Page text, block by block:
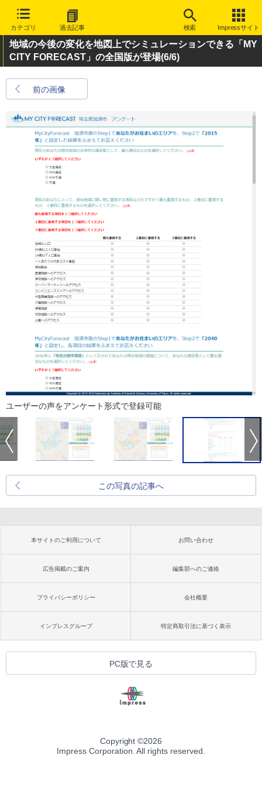
カテゴリ 過去記事 検索 Impressサイト
地域の今後の変化を地図上でシミュレーションできる「MY
CITY FORECAST」の全国版が登場(6/6)
前の画像
ユーザーの声をアンケート形式で登録可能
この写真の記事へ
本サイトのご利用について お問い合わせ
広告掲載のご案内 編集部へのご連絡
プライバシーポリシー 会社概要
インプレスグループ 特定商取引法に基づく表示
PC版で見る
Copyright ©2026
Impress Corporation. All rights reserved.